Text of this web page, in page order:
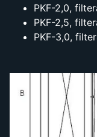
PKF-2,0,
PKF-2,5,
PKF-3,0,